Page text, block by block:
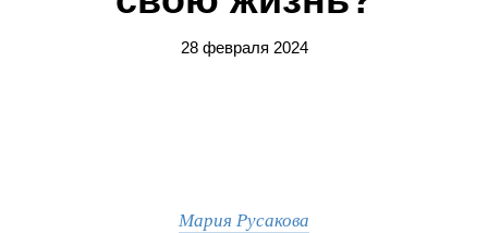
28 февраля 2024
Мария Русакова